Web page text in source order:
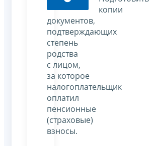
копии
документов,
подтверждающих
степень
родства
с лицом,
за которое
налогоплательщик
оплатил
пенсионные
(страховые)
взносы.